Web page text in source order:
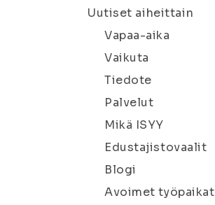
Uutiset aiheittain
Vapaa-aika
Vaikuta
Tiedote
Palvelut
Mikä ISYY
Edustajistovaalit
Blogi
Avoimet työpaikat